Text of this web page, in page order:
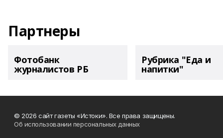
Партнеры
Фотобанк
журналистов РБ
Рубрика "Еда и
напитки"
© 2026 сайт газеты «Истоки». Все права защищены.
Об использовании персональных данных